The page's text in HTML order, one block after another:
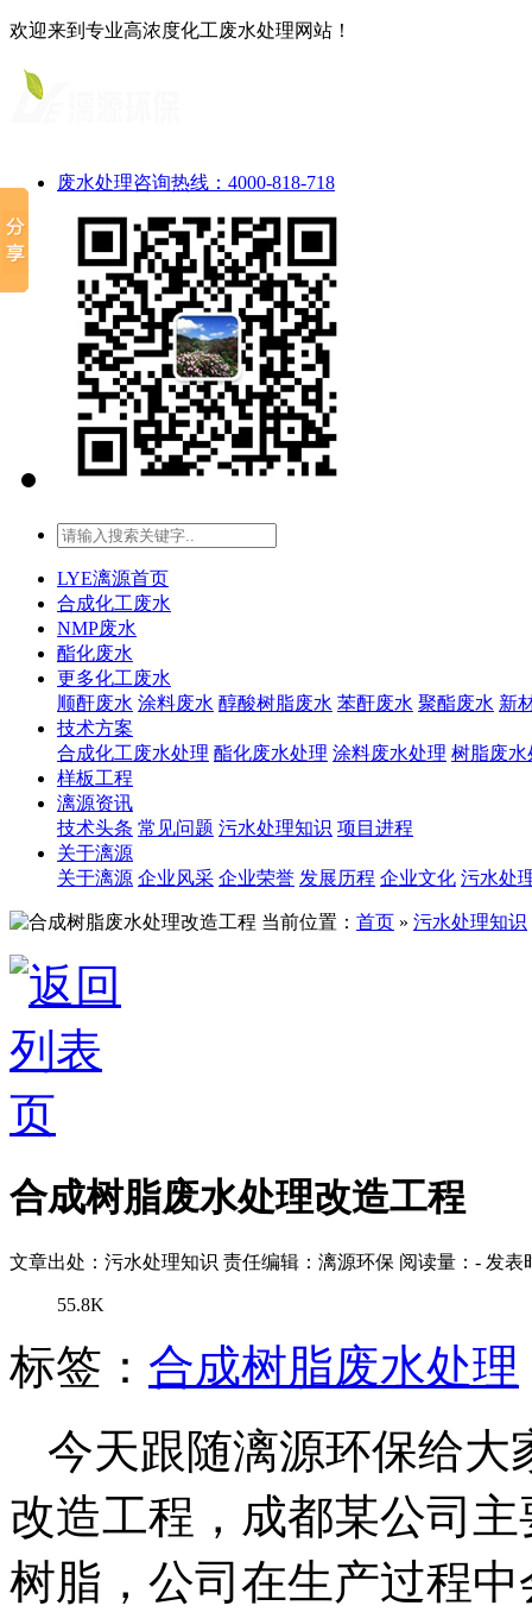
欢迎来到专业高浓度化工废水处理网站！
废水处理咨询热线：4000-818-718
LYE漓源首页
合成化工废水
NMP废水
酯化废水
更多化工废水
顺酐废水 涂料废水 醇酸树脂废水 苯酐废水 聚酯废水 新
技术方案
合成化工废水处理 酯化废水处理 涂料废水处理 树脂废水
样板工程
漓源资讯
技术头条 常见问题 污水处理知识 项目进程
关于漓源
关于漓源 企业风采 企业荣誉 发展历程 企业文化 污水处
当前位置： 首页 » 污水处理知识
合成树脂废水处理改造工程
文章出处：污水处理知识 责任编辑：漓源环保 阅读量： - 发表
55.8K
标签： 合成树脂废水处理
今天跟随漓源环保给大
改造工程，成都某公司
树脂，公司在生产过程